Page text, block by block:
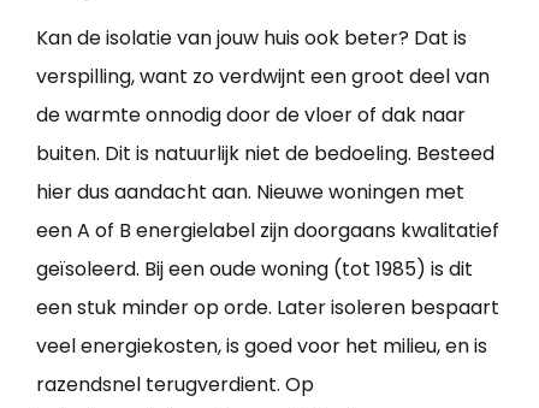
Kan de isolatie van jouw huis ook beter? Dat is
verspilling, want zo verdwijnt een groot deel van
de warmte onnodig door de vloer of dak naar
buiten. Dit is natuurlijk niet de bedoeling. Besteed
hier dus aandacht aan. Nieuwe woningen met
een A of B energielabel zijn doorgaans kwalitatief
geïsoleerd. Bij een oude woning (tot 1985) is dit
een stuk minder op orde. Later isoleren bespaart
veel energiekosten, is goed voor het milieu, en is
razendsnel terugverdient. Op